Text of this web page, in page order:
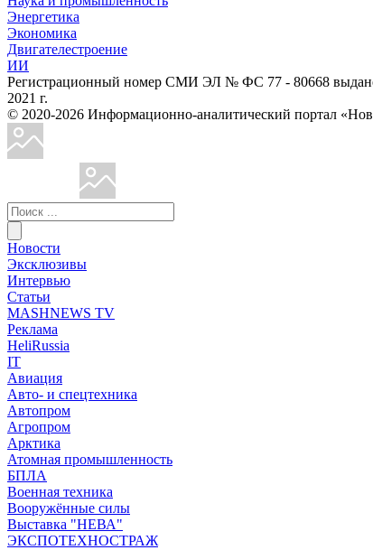
Энергетика
Экономика
Двигателестроение
ИИ
Регистрационный номер СМИ ЭЛ № ФС 77 - 80668 выдано
2021 г.
© 2020-2026 Информационно-аналитический портал
Новости
Эксклюзивы
Интервью
Статьи
MASHNEWS TV
Реклама
HeliRussia
IT
Авиация
Авто- и спецтехника
Автопром
Агропром
Арктика
Атомная промышленность
БПЛА
Военная техника
Вооружённые силы
Выставка "НЕВА"
ЭКСПОТЕХНОСТРАЖ